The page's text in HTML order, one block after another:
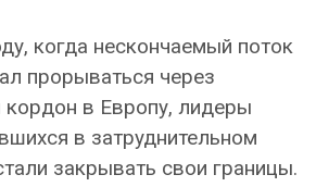
когда нескончаемый поток
прорываться через
кордон в Европу, лидеры
в затруднительном
закрывать свои границы.